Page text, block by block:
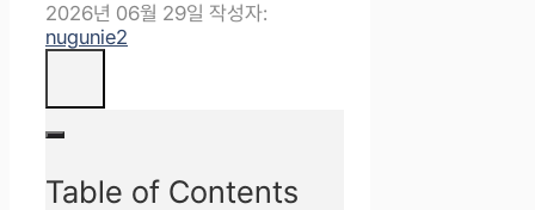
2026년 06월 29일 작성자:
nugunie2
Table of Contents